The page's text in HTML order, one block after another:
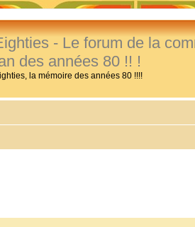
- Le forum de la
des années 80 !! !
la mémoire des années 80 !!!!